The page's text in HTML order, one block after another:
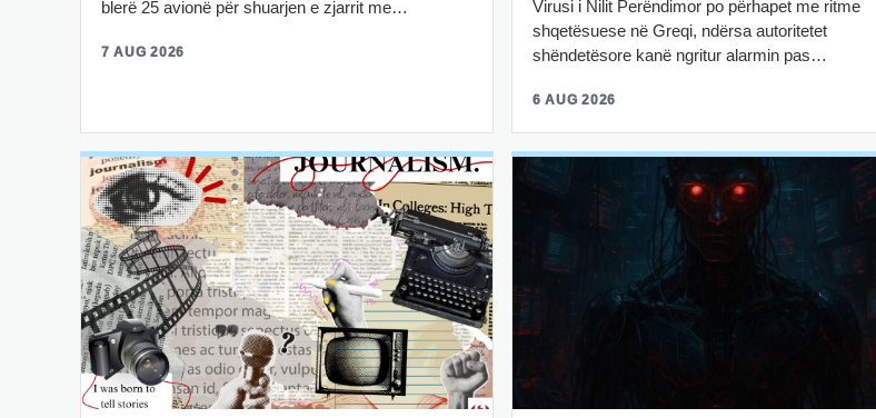
blerë 25 avionë për shuarjen e zjarrit me…
7 AUG 2026
Virusi i Nilit Perëndimor po përhapet me ritme
shqetësuese në Greqi, ndërsa autoritetet
shëndetësore kanë ngritur alarmin pas…
6 AUG 2026